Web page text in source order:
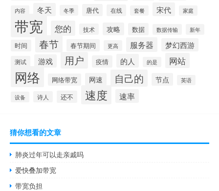
内容 冬天 冬季 唐代 在线 套餐 宋代 家庭
带宽 您的 技术 攻略 数据 数据传输 新年
时间 春节 春节期间 更高 服务器 梦幻西游
测试 游戏 用户 疫情 的人 的是 网站
网络 网络带宽 网速 自己的 节点 英语
设备 诗人 还不 速度 速率
猜你想看的文章
肺炎过年可以走亲戚吗
爱快叠加带宽
带宽负担